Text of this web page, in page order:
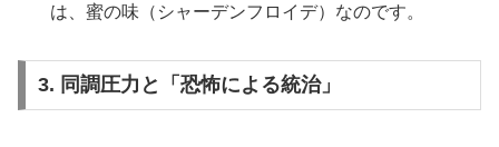
は、蜜の味（シャーデンフロイデ）なのです。
3. 同調圧力と「恐怖による統治」